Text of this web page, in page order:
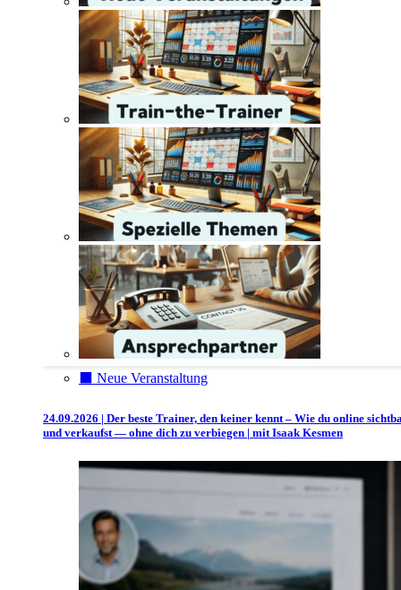
⬛️ Neue Veranstaltung
24.09.2026 | Der beste Trainer, den keiner kennt – Wie du online
und verkaufst — ohne dich zu verbiegen | mit Isaak Kesmen